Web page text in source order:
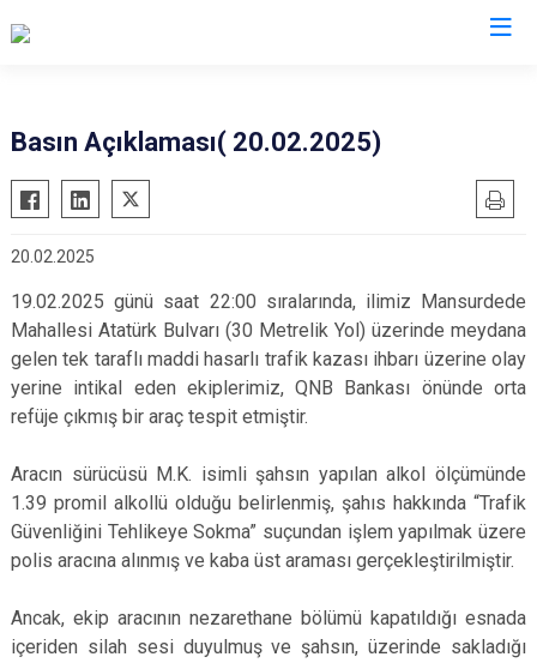
Basın Açıklaması( 20.02.2025)
20.02.2025
19.02.2025 günü saat 22:00 sıralarında, ilimiz Mansurdede
Mahallesi Atatürk Bulvarı (30 Metrelik Yol) üzerinde meydana
gelen tek taraflı maddi hasarlı trafik kazası ihbarı üzerine olay
yerine intikal eden ekiplerimiz, QNB Bankası önünde orta
refüje çıkmış bir araç tespit etmiştir.
Aracın sürücüsü M.K. isimli şahsın yapılan alkol ölçümünde
1.39 promil alkollü olduğu belirlenmiş, şahıs hakkında “Trafik
Güvenliğini Tehlikeye Sokma” suçundan işlem yapılmak üzere
polis aracına alınmış ve kaba üst araması gerçekleştirilmiştir.
Ancak, ekip aracının nezarethane bölümü kapatıldığı esnada
içeriden silah sesi duyulmuş ve şahsın, üzerinde sakladığı